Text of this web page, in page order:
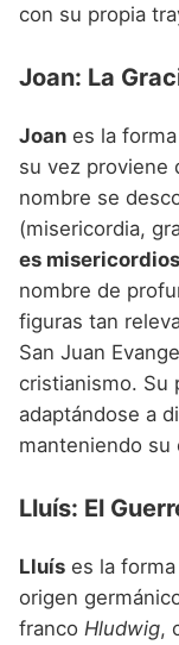
con su propia
Joan: La
Joan es la
su vez proviene
nombre se
(misericordia,
es
nombre de
figuras tan
San Juan
cristianismo. Su
adaptándose a
manteniendo su
Lluís: El
Lluís es la
origen
franco Hludwig,